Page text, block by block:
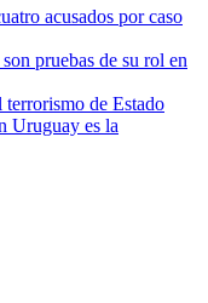
acusados por caso
pruebas de su rol en
terrorismo de Estado
Uruguay es la